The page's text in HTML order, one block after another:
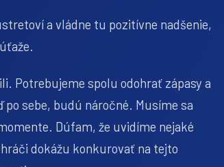
a vládne tu pozitívne nadšenie,
Potrebujeme spolu odohrať zápasy a
sebe, budú náročné. Musíme sa
Dúfam, že uvidíme nejaké
dokážu konkurovať na tejto